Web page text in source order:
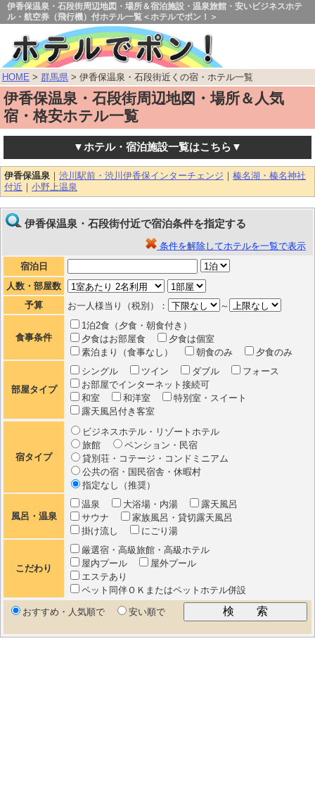
伊香保温泉・石段街周辺地図・場所＆宿泊施設・温泉旅館・安いビジネスホテ
ル・航空券（飛行機）付ホテル一覧＜ホテルでポン！＞
HOME > 群馬県 > 伊香保温泉・石段街近くの宿・ホテル一覧
伊香保温泉・石段街周辺地図・場所＆人気
宿・格安ホテル一覧
▼ホテル・宿泊施設一覧はこちら▼
伊香保温泉 ｜ 渋川駅前・渋川伊香保インターチェンジ ｜ 榛名湖・榛名神社
付近 ｜ 小野上温泉
伊香保温泉・石段街付近で宿泊条件を指定する
条件を解除してホテルを一覧で表示
宿泊日
人数・部屋数
予算
お一人様当り（税別）： ～
食事条件
1泊2食（夕食・朝食付き）
夕食はお部屋食
夕食は個室
素泊まり（食事なし）
朝食のみ 夕食のみ
部屋タイプ
シングル ツイン ダブル
フォース
お部屋でインターネット接続可
和室
和洋室
特別室・スイート
露天風呂付き客室
宿タイプ
ビジネスホテル・リゾートホテル
旅館
ペンション・民宿
貸別荘・コテージ・コンドミニアム
公共の宿・国民宿舎・休暇村
指定なし（推奨）
風呂・温泉
温泉 大浴場・内湯
露天風呂
サウナ
家族風呂・貸切露天風呂
掛け流し
にごり湯
こだわり
厳選宿・高級旅館・高級ホテル
屋内プール
屋外プール
エステあり
ペット同伴ＯＫまたはペットホテル併設
おすすめ・人気順で 安い順で